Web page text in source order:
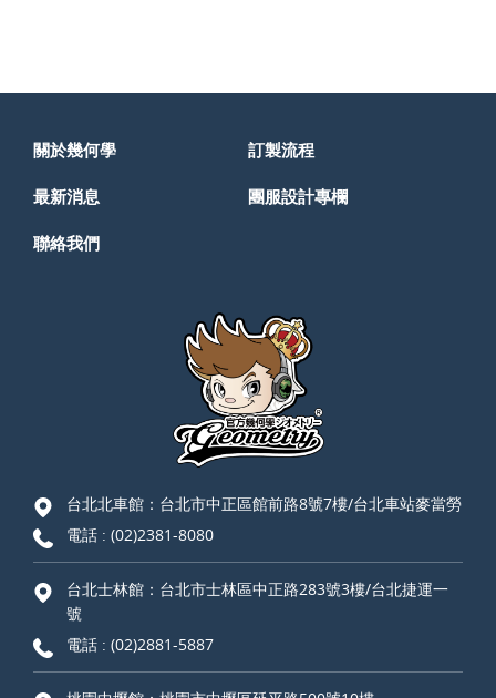
關於幾何學 訂製流程
最新消息 團服設計專欄
聯絡我們
台北北車館：台北市中正區館前路8號7樓/台北車站麥當勞
電話 : (02)2381-8080
台北士林館：台北市士林區中正路283號3樓/台北捷運一
號
電話 : (02)2881-5887